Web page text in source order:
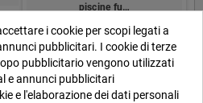
piscine fu…
889,00 €
i cookie per scopi legati a
pubblicitari. I cookie di terze
pubblicitario vengono utilizzati
e annunci pubblicitari
e l'elaborazione dei dati personali